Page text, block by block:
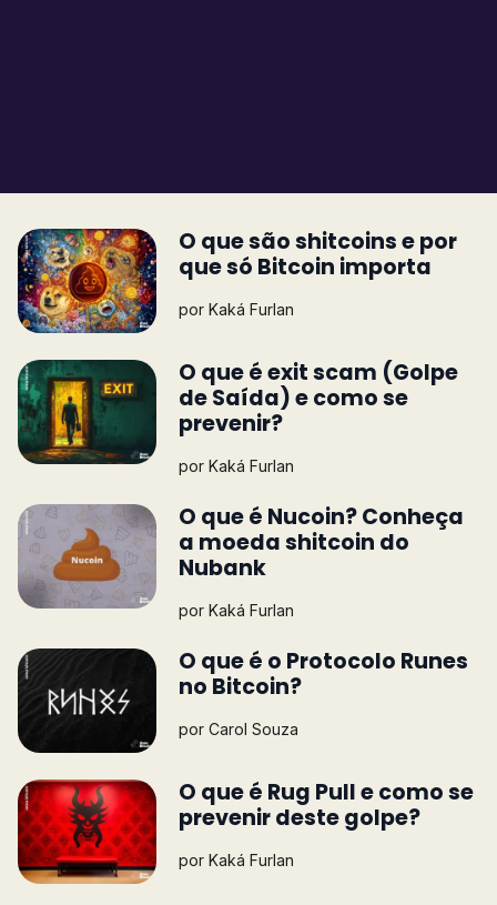
O que são shitcoins e por
que só Bitcoin importa
por Kaká Furlan
O que é exit scam (Golpe
de Saída) e como se
prevenir?
por Kaká Furlan
O que é Nucoin? Conheça
a moeda shitcoin do
Nubank
por Kaká Furlan
O que é o Protocolo Runes
no Bitcoin?
por Carol Souza
O que é Rug Pull e como se
prevenir deste golpe?
por Kaká Furlan